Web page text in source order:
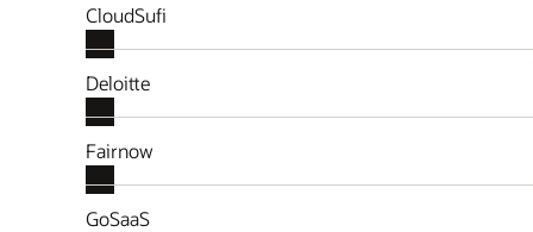
CloudSufi
Deloitte
Fairnow
GoSaaS